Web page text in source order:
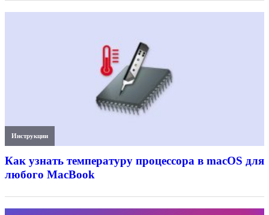
Инструкции
Как узнать температуру процессора в macOS для
любого MacBook